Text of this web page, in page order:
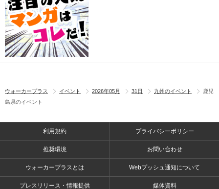
ウォーカープラス イベント 2026年05月 31日 九州のイベント
鹿児
島県のイベント
利用規約 プライバシーポリシー
推奨環境 お問い合わせ
ウォーカープラスとは Webプッシュ通知について
プレスリリース・情報提供 媒体資料